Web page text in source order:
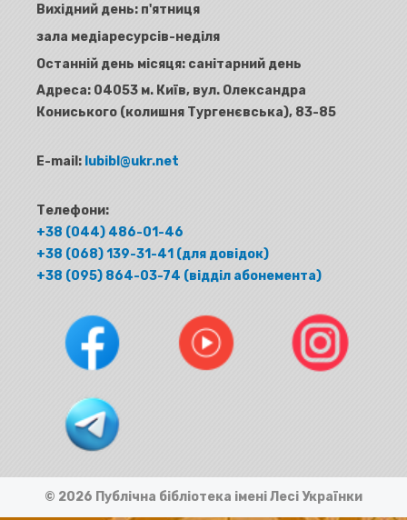
Вихідний день: п'ятниця
зала медіаресурсів-неділя
Останній день місяця: санітарний день
Адреса: 04053 м. Київ, вул. Олександра
Кониського (колишня Тургенєвська), 83-85
E-mail: lubibl@ukr.net
Телефони:
+38 (044) 486-01-46
+38 (068) 139-31-41 (для довідок)
+38 (095) 864-03-74 (відділ абонемента)
© 2026 Публічна бібліотека імені Лесі Українки